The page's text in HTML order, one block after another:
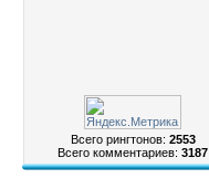
Всего рингтонов: 2553
Всего комментариев: 3187